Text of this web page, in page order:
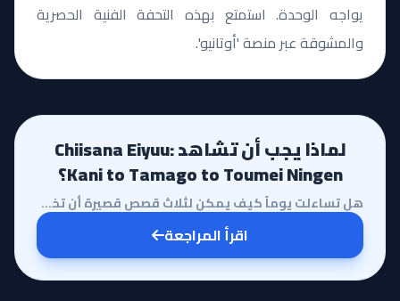
يواجه الوحدة. استمتع بهذه التحفة الفنية الحصرية
والمشوقة عبر منصة 'أوتانيو'.
لماذا يجب أن تشاهد Chiisana Eiyuu:
Kani to Tamago to Toumei Ningen؟
هل تساءلت يوماً كيف يمكن لثلاث قصص قصيرة أن تختصر عوالم كاملة من المشاعر الإنسانية في ساعة واحدة فقط...
اقرأ المراجعة